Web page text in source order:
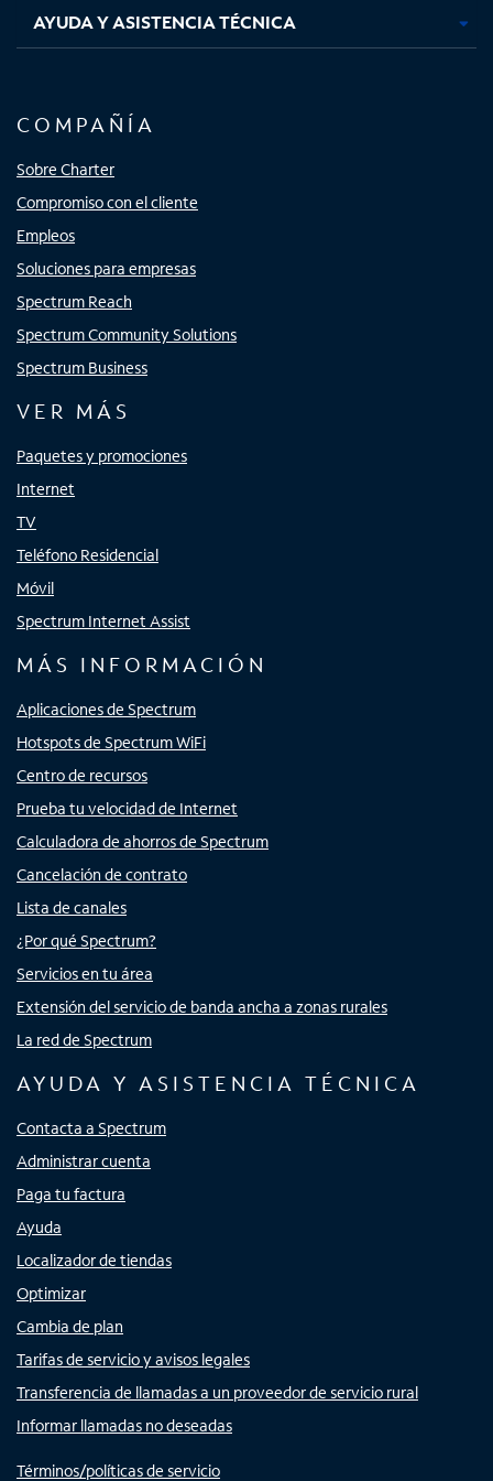
AYUDA Y ASISTENCIA TÉCNICA
COMPAÑÍA
Sobre Charter
Compromiso con el cliente
Empleos
Soluciones para empresas
Spectrum Reach
Spectrum Community Solutions
Spectrum Business
VER MÁS
Paquetes y promociones
Internet
TV
Teléfono Residencial
Móvil
Spectrum Internet Assist
MÁS INFORMACIÓN
Aplicaciones de Spectrum
Hotspots de Spectrum WiFi
Centro de recursos
Prueba tu velocidad de Internet
Calculadora de ahorros de Spectrum
Cancelación de contrato
Lista de canales
¿Por qué Spectrum?
Servicios en tu área
Extensión del servicio de banda ancha a zonas rurales
La red de Spectrum
AYUDA Y ASISTENCIA TÉCNICA
Contacta a Spectrum
Administrar cuenta
Paga tu factura
Ayuda
Localizador de tiendas
Optimizar
Cambia de plan
Tarifas de servicio y avisos legales
Transferencia de llamadas a un proveedor de servicio rural
Informar llamadas no deseadas
Términos/políticas de servicio